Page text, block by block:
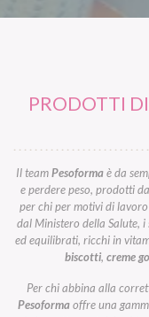
PRODOTTI
Il teamPesoformaè da
e perdere peso, prodotti
per chi per motivi di
dal Ministero della Salute,
ed equilibrati, ricchi in
biscotti, creme
Per chi abbina alla
Pesoformaoffre una